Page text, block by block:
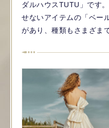
ダルハウスTUTU」です
せないアイテムの「ベー
があり、種類もさまざ